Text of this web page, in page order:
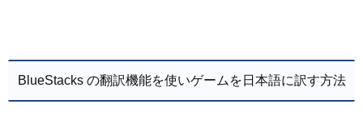
BlueStacks の翻訳機能を使いゲームを日本語に訳す方法